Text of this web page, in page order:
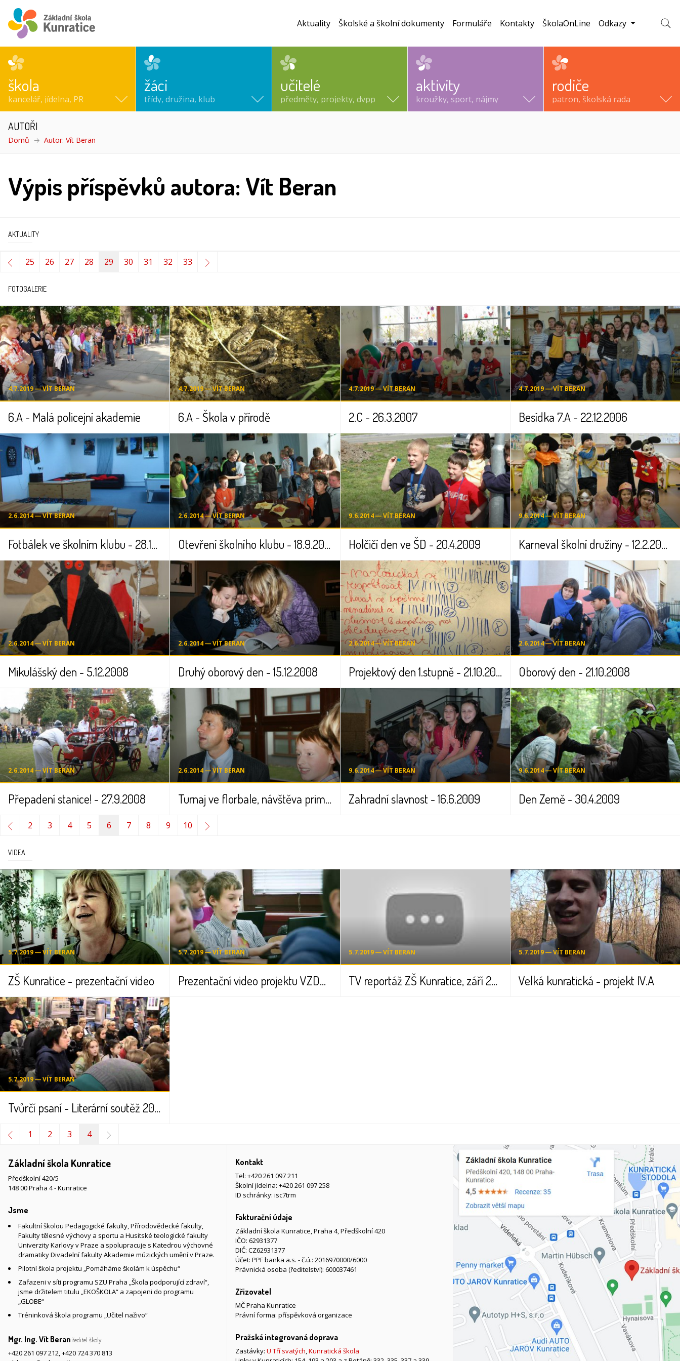
škola
kancelář, jídelna, PR
žáci
třídy, družina, klub
učitelé
předměty, projekty, dvpp
aktivity
kroužky, sport, nájmy
rodiče
patron, školská rada
Aktuality Školské a školní dokumenty Formuláře Kontakty ŠkolaOnLine Odkazy
AUTOŘI
Domů Autor: Vít Beran
Výpis příspěvků autora: Vít Beran
AKTUALITY
25 26 27 28 29 30 31 32 33
FOTOGALERIE
4.7.2019 ― VÍT BERAN
6.A - Malá policejní akademie
4.7.2019 ― VÍT BERAN
6.A - Škola v přírodě
4.7.2019 ― VÍT BERAN
2.C - 26.3.2007
4.7.2019 ― VÍT BERAN
Besídka 7.A - 22.12.2006
2.6.2014 ― VÍT BERAN
Fotbálek ve školním klubu - 28.10.2008
2.6.2014 ― VÍT BERAN
Otevření školního klubu - 18.9.2008
9.6.2014 ― VÍT BERAN
Holčičí den ve ŠD - 20.4.2009
9.6.2014 ― VÍT BERAN
Karneval školní družiny - 12.2.2009
2.6.2014 ― VÍT BERAN
Mikulášský den - 5.12.2008
2.6.2014 ― VÍT BERAN
Druhý oborový den - 15.12.2008
2.6.2014 ― VÍT BERAN
Projektový den 1.stupně - 21.10.2008
2.6.2014 ― VÍT BERAN
Oborový den - 21.10.2008
2.6.2014 ― VÍT BERAN
Přepadení stanice! - 27.9.2008
2.6.2014 ― VÍT BERAN
Turnaj ve florbale, návštěva primátora - 20.9.2008
9.6.2014 ― VÍT BERAN
Zahradní slavnost - 16.6.2009
9.6.2014 ― VÍT BERAN
Den Země - 30.4.2009
2 3 4 5 6 7 8 9 10
VIDEA
5.7.2019 ― VÍT BERAN
ZŠ Kunratice - prezentační video
5.7.2019 ― VÍT BERAN
Prezentační video projektu VZDĚLÁNÍ 21
5.7.2019 ― VÍT BERAN
TV reportáž ZŠ Kunratice, září 2011
5.7.2019 ― VÍT BERAN
Velká kunratická - projekt IV.A
5.7.2019 ― VÍT BERAN
Tvůrčí psaní - Literární soutěž 2010
1 2 3 4
Základní škola Kunratice
Předškolní 420/5
148 00 Praha 4 - Kunratice
Jsme
Fakultní školou Pedagogické fakulty, Přírodovědecké fakulty,
Fakulty tělesné výchovy a sportu a Husitské teologické fakulty
Univerzity Karlovy v Praze a spolupracuje s Katedrou výchovné
dramatiky Divadelní fakulty Akademie múzických umění v Praze.
Pilotní škola projektu „Pomáháme školám k úspěchu“
Zařazeni v síti programu SZU Praha „Škola podporující zdraví“,
jsme držitelem titulu „EKOŠKOLA“ a zapojeni do programu
„GLOBE“
Tréninková škola programu „Učitel naživo“
Mgr. Ing. Vít Beran ředitel školy
+420 261 097 212,+420 724 370 813
Kontakt
Tel: +420 261 097 211
Školní jídelna: +420 261 097 258
ID schránky: isc7trm
Fakturační údaje
Základní škola Kunratice, Praha 4, Předškolní 420
IČO: 62931377
DIČ: CZ62931377
Účet: PPF banka a.s. - č.ú.: 2016970000/6000
Právnická osoba (ředitelství): 600037461
Zřizovatel
MČ Praha Kunratice
Právní forma: příspěvková organizace
Pražská integrovaná doprava
Zastávky: U Tří svatých,Kunratická škola